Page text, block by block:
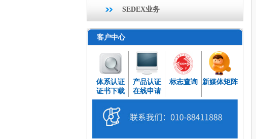
SEDEX业务
客户中心
体系认证
证书下载
产品认证
在线申请
标志查询 新媒体矩阵